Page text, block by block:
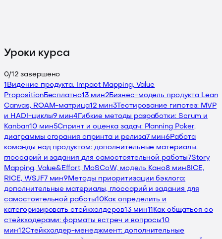
Уроки курса
0/12завершено
1 Видение продукта. Impact Mapping, Value
PropositionБесплатно13 мин2Бизнес-модель продукта Lean
Canvas, ROAM-матрица12 мин3Тестирование гипотез: MVP
и HADI-циклы9 мин4 Гибкие методы разработки: Scrum и
Kanban10 мин5Спринт и оценка задач: Planning Poker,
диаграммы сгорания спринта и релиза7 мин6 Работа
команды над продуктом: дополнительные материалы,
глоссарий и задания для самостоятельной работы 7Story
Mapping, Value&Effort, MoSCoW, модель Кано8 мин8 ICE,
RICE, WSJF 7 мин9 Методы приоритизации бэклога:
дополнительные материалы, глоссарий и задания для
самостоятельной работы10Как определить и
категоризировать стейкхолдеров13 мин11 Как общаться со
стейкходерами: форматы встреч и вопросы10
мин12Стейкхолдер-менеджмент: дополнительные